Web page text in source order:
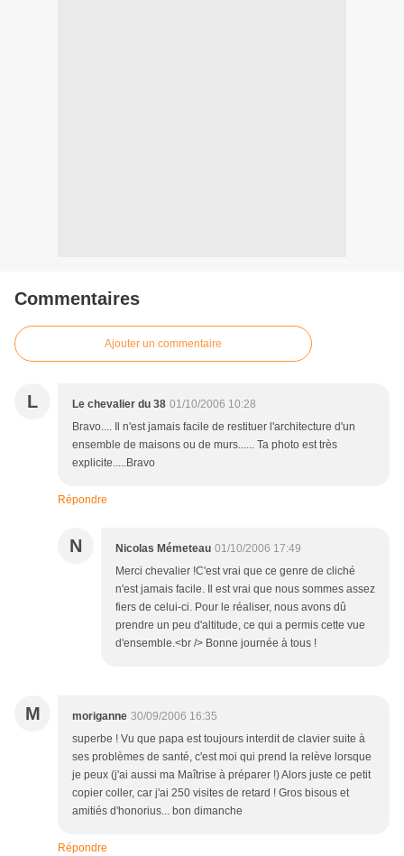
Commentaires
Ajouter un commentaire
L Le chevalier du 38 01/10/2006 10:28
Bravo.... Il n'est jamais facile de restituer l'architecture d'un
ensemble de maisons ou de murs...... Ta photo est très
explicite.....Bravo
Répondre
N Nicolas Mémeteau 01/10/2006 17:49
Merci chevalier !C'est vrai que ce genre de cliché
n'est jamais facile. Il est vrai que nous sommes assez
fiers de celui-ci. Pour le réaliser, nous avons dû
prendre un peu d'altitude, ce qui a permis cette vue
d'ensemble.<br /> Bonne journée à tous !
M moriganne 30/09/2006 16:35
superbe ! Vu que papa est toujours interdit de clavier suite à
ses problèmes de santé, c'est moi qui prend la relève lorsque
je peux (j'ai aussi ma Maîtrise à préparer !) Alors juste ce petit
copier coller, car j'ai 250 visites de retard ! Gros bisous et
amitiés d'honorius... bon dimanche
Répondre